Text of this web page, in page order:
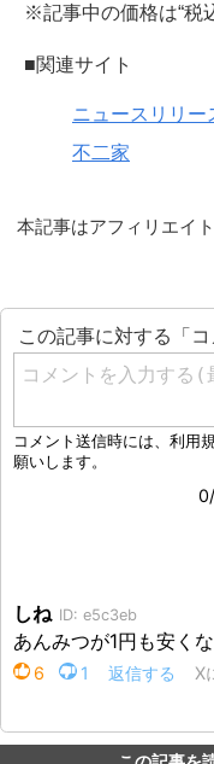
※記事中の価格は“税
■関連サイト
ニュースリリー
不二家
本記事はアフィリエイ